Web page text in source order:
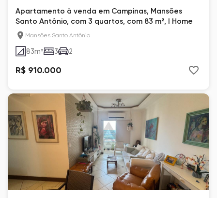
Apartamento à venda em Campinas, Mansões
Santo Antônio, com 3 quartos, com 83 m², I Home
Mansões Santo Antônio
83m² 3 2
R$ 910.000